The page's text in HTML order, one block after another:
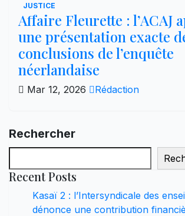
JUSTICE
Affaire Fleurette : l’ACAJ
une présentation exacte
conclusions de l’enquête
néerlandaise
Mar 12, 2026 Rédaction
Rechercher
Recent Posts
Kasaï 2 : l’Intersyndicale des
dénonce une contribution